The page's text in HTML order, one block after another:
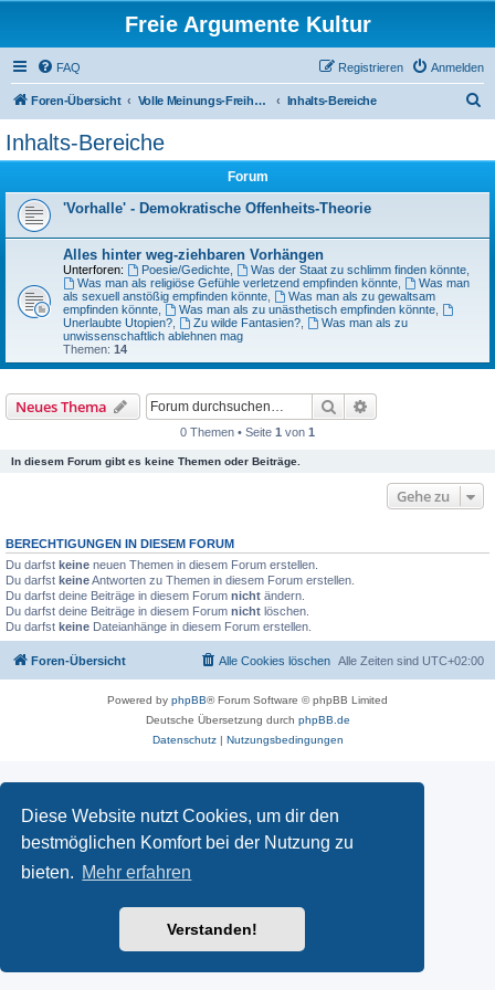
Diese Website nutzt Cookies, um dir den
bestmöglichen Komfort bei der Nutzung zu
bieten. Mehr erfahren
Verstanden!
Freie Argumente Kultur
FAQ Anmelden
Registrieren
Foren-Übersicht Volle Meinungs-Freiheit mit 'Vorhang-System' -- frei dosierter Zugang zu allen Inhalten und AGs Inhalts-Bereiche
Inhalts-Bereiche
Forum
'Vorhalle' - Demokratische Offenheits-Theorie
Alles hinter weg-ziehbaren Vorhängen
Unterforen: Poesie/Gedichte, Was der Staat zu schlimm finden könnte,
Was man als religiöse Gefühle verletzend empfinden könnte,
Was man
als sexuell anstößig empfinden könnte
Was man als zu gewaltsam
empfinden könnte
Was man als zu unästhetisch empfinden könnte,
Unerlaubte Utopien?
Zu wilde Fantasien?,
Was man als zu
unwissenschaftlich ablehnen mag
Themen: 14
Neues Thema Suche
0 Themen • Seite 1 von 1
In diesem Forum gibt es keine Themen oder Beiträge.
Gehe zu
BERECHTIGUNGEN IN DIESEM FORUM
Du darfst keine neuen Themen in diesem Forum erstellen.
Du darfst keineAntworten zu Themen in diesem Forum erstellen.
Du darfst deine Beiträge in diesem Forum nicht ändern.
Du darfst deine Beiträge in diesem Forum nicht löschen.
Du darfst keine Dateianhänge in diesem Forum erstellen.
Foren-Übersicht Alle Zeiten sind UTC+02:00
Alle Cookies löschen
Powered by phpBB® Forum Software © phpBB Limited
Deutsche Übersetzung durch phpBB.de
Datenschutz| Nutzungsbedingungen